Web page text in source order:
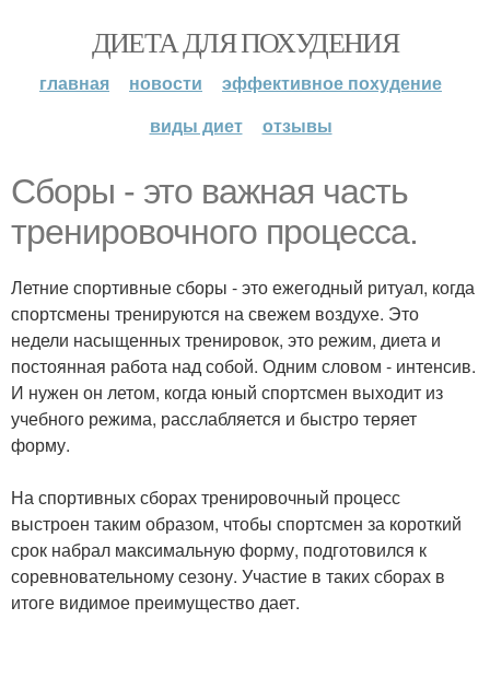
ДИЕТА ДЛЯ ПОХУДЕНИЯ
главная новости
эффективное похудение
виды диет
отзывы
Сборы - это важная часть
тренировочного процесса.
Летние спортивные сборы - это ежегодный ритуал, когда
спортсмены тренируются на свежем воздухе. Это
недели насыщенных тренировок, это режим, диета и
постоянная работа над собой. Одним словом - интенсив.
И нужен он летом, когда юный спортсмен выходит из
учебного режима, расслабляется и быстро теряет
форму.
На спортивных сборах тренировочный процесс
выстроен таким образом, чтобы спортсмен за короткий
срок набрал максимальную форму, подготовился к
соревновательному сезону. Участие в таких сборах в
итоге видимое преимущество дает.